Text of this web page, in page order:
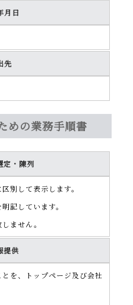
月日
先
めの業務手順書
定・陳列
別して表示します。
記しています。
ません。
提供
を、トップページ及び会社